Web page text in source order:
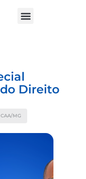
Direito
MG